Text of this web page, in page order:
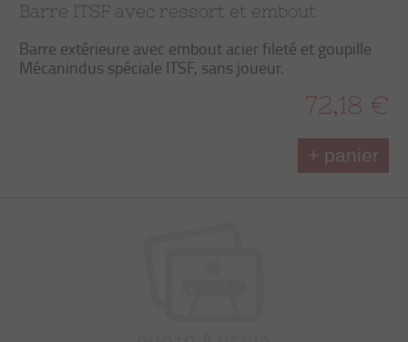
Barre ITSF avec ressort et embout
Barre extérieure avec embout acier fileté et goupille
Mécanindus spéciale ITSF, sans joueur.
72,18 €
+ panier